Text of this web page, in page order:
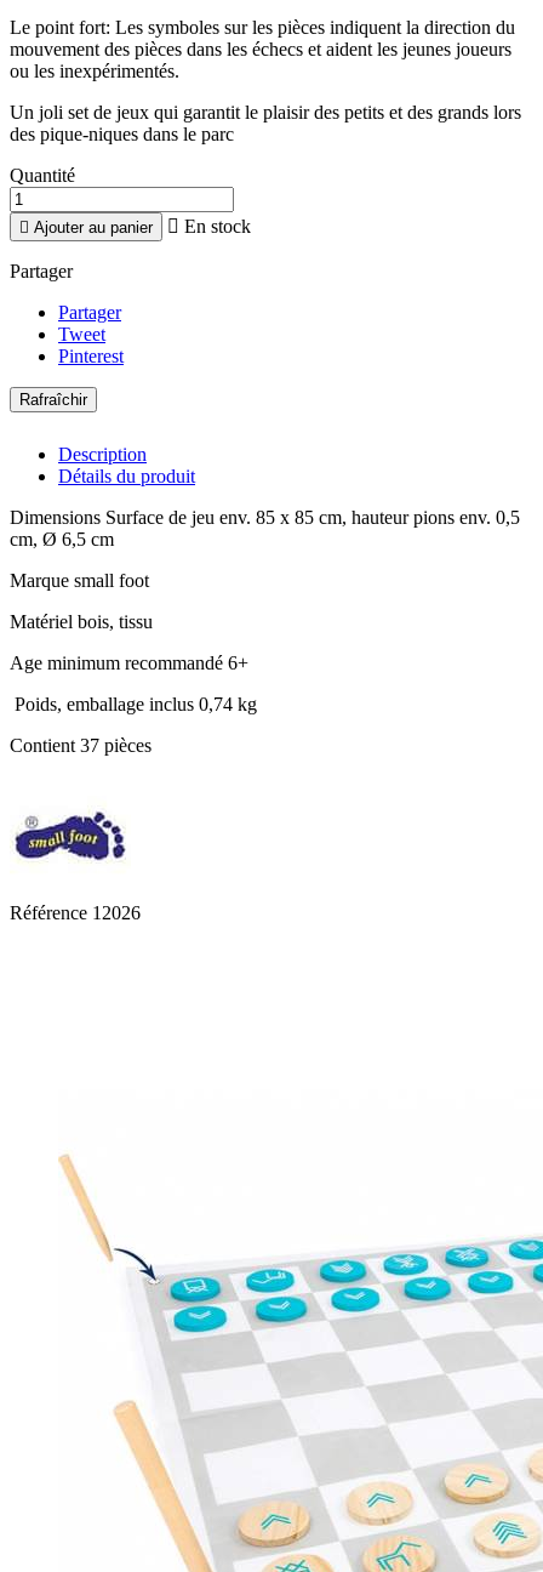
Le point fort: Les symboles sur les pièces indiquent la direction du
mouvement des pièces dans les échecs et aident les jeunes joueurs
ou les inexpérimentés.
Un joli set de jeux qui garantit le plaisir des petits et des grands lors
des pique-niques dans le parc
Quantité
 Ajouter au panier  En stock
Partager
Partager
Tweet
Pinterest
Description
Détails du produit
Dimensions Surface de jeu env. 85 x 85 cm, hauteur pions env. 0,5
cm, Ø 6,5 cm
Marque small foot
Matériel bois, tissu
Age minimum recommandé 6+
Poids, emballage inclus 0,74 kg
Contient 37 pièces
Référence 12026